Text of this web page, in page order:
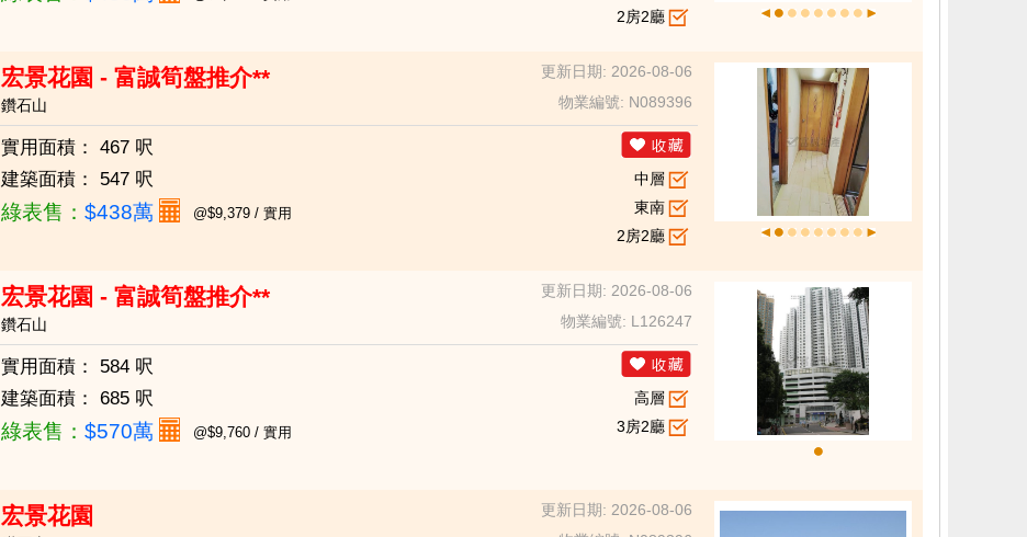
2房2廳
宏景花園 - 富誠筍盤推介**
更新日期: 2026-08-06
鑽石山
物業編號: N089396
實用面積：
467 呎
建築面積：
547 呎
綠表售： $438萬 @$9,379 / 實用
中層
東南
2房2廳
宏景花園 - 富誠筍盤推介**
更新日期: 2026-08-06
鑽石山
物業編號: L126247
實用面積：
584 呎
建築面積：
685 呎
綠表售： $570萬 @$9,760 / 實用
高層
3房2廳
宏景花園
更新日期: 2026-08-06